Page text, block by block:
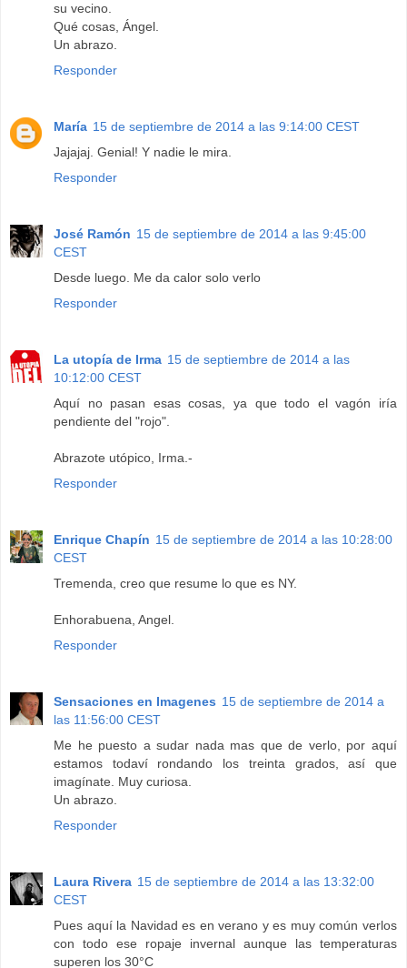
su vecino.
Qué cosas, Ángel.
Un abrazo.
Responder
María 15 de septiembre de 2014 a las 9:14:00 CEST
Jajajaj. Genial! Y nadie le mira.
Responder
José Ramón 15 de septiembre de 2014 a las 9:45:00
CEST
Desde luego. Me da calor solo verlo
Responder
La utopía de Irma 15 de septiembre de 2014 a las
10:12:00 CEST
Aquí no pasan esas cosas, ya que todo el vagón iría
pendiente del "rojo".
Abrazote utópico, Irma.-
Responder
Enrique Chapín 15 de septiembre de 2014 a las 10:28:00
CEST
Tremenda, creo que resume lo que es NY.
Enhorabuena, Angel.
Responder
Sensaciones en Imagenes 15 de septiembre de 2014 a
las 11:56:00 CEST
Me he puesto a sudar nada mas que de verlo, por aquí
estamos todaví rondando los treinta grados, así que
imagínate. Muy curiosa.
Un abrazo.
Responder
Laura Rivera 15 de septiembre de 2014 a las 13:32:00
CEST
Pues aquí la Navidad es en verano y es muy común verlos
con todo ese ropaje invernal aunque las temperaturas
superen los 30°C